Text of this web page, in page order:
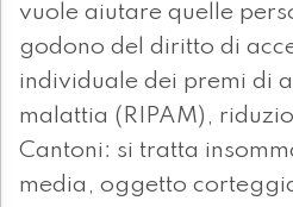
vuole aiutare quelle
godono del diritto di
individuale dei premi di
malattia (RIPAM),
Cantoni: si tratta
media, oggetto